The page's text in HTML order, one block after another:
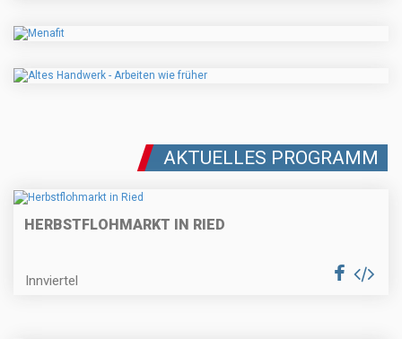
AKTUELLES PROGRAMM
HERBSTFLOHMARKT IN RIED
Innviertel